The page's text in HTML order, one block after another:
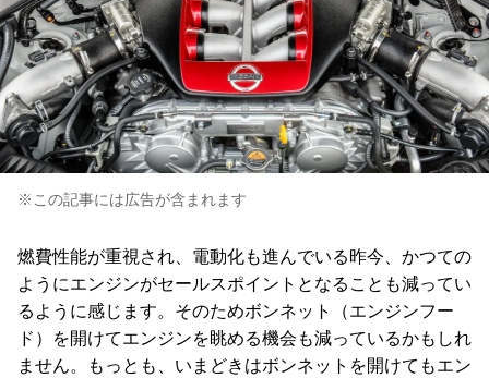
※この記事には広告が含まれます
燃費性能が重視され、電動化も進んでいる昨今、かつての
ようにエンジンがセールスポイントとなることも減ってい
るように感じます。そのためボンネット（エンジンフー
ド）を開けてエンジンを眺める機会も減っているかもしれ
ません。もっとも、いまどきはボンネットを開けてもエン